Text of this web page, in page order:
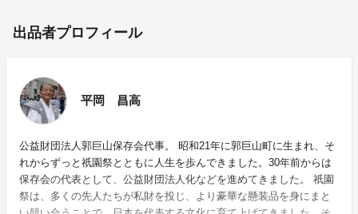
出品者プロフィール
平岡 昌高
公益財団法人郭巨山保存会代事。 昭和21年に郭巨山町に生まれ、そ
れからずっと祇園祭とともに人生を歩んできました。30年前からは
保存会の代表として、公益財団法人化などを進めてきました。 祇園
祭は、多くの先人たちが私財を投じ、より豪華な懸装品を身にまと